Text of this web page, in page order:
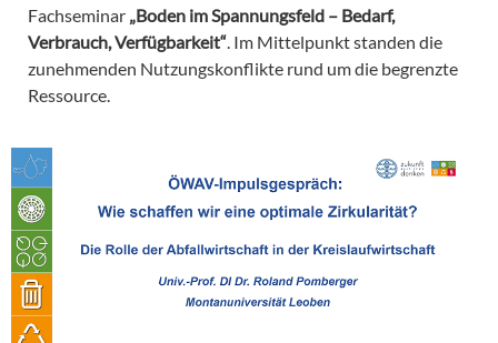
Fachseminar „Boden im Spannungsfeld – Bedarf,
Verbrauch, Verfügbarkeit“ . Im Mittelpunkt standen die
zunehmenden Nutzungskonflikte rund um die begrenzte
Ressource.